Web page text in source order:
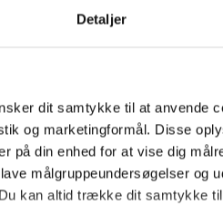
Detaljer
dit samtykke til at anvende
og marketingformål. Disse
på din enhed for at vise dig
målgruppeundersøgelser og
kan altid trække dit samtykke